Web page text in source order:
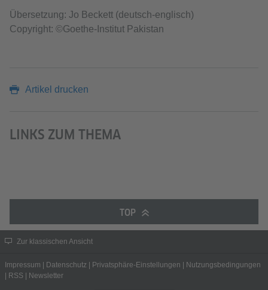
Übersetzung: Jo Beckett (deutsch-englisch)
Copyright: ©Goethe-Institut Pakistan
Artikel drucken
LINKS ZUM THEMA
TOP
Zur klassischen Ansicht
Impressum Datenschutz Privatsphäre-Einstellungen
Nutzungsbedingungen
RSS Newsletter